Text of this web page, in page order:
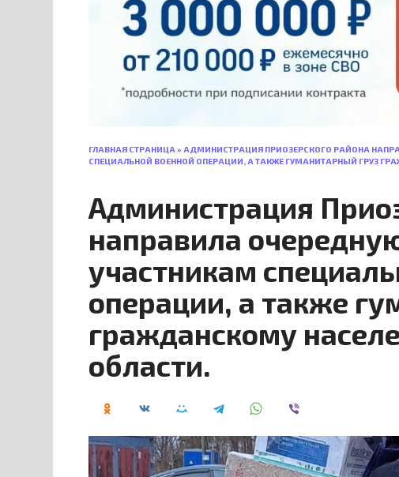
ГЛАВНАЯ СТРАНИЦА»АДМИНИСТРАЦИЯ ПРИОЗЕРСКОГО РАЙОНА
СПЕЦИАЛЬНОЙ ВОЕННОЙ ОПЕРАЦИИ, А ТАКЖЕ ГУМАНИТАРНЫЙ ГРУЗ
Администрация
направила
участникам
операции, а также
гражданскому
области.